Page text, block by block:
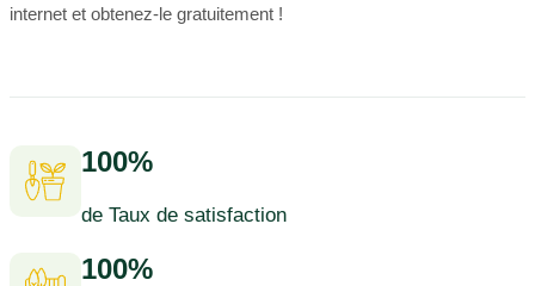
internet et obtenez-le gratuitement !
100%
de Taux de satisfaction
100%